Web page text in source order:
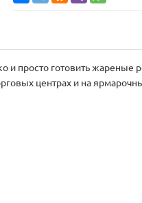
и просто готовить
центрах и на